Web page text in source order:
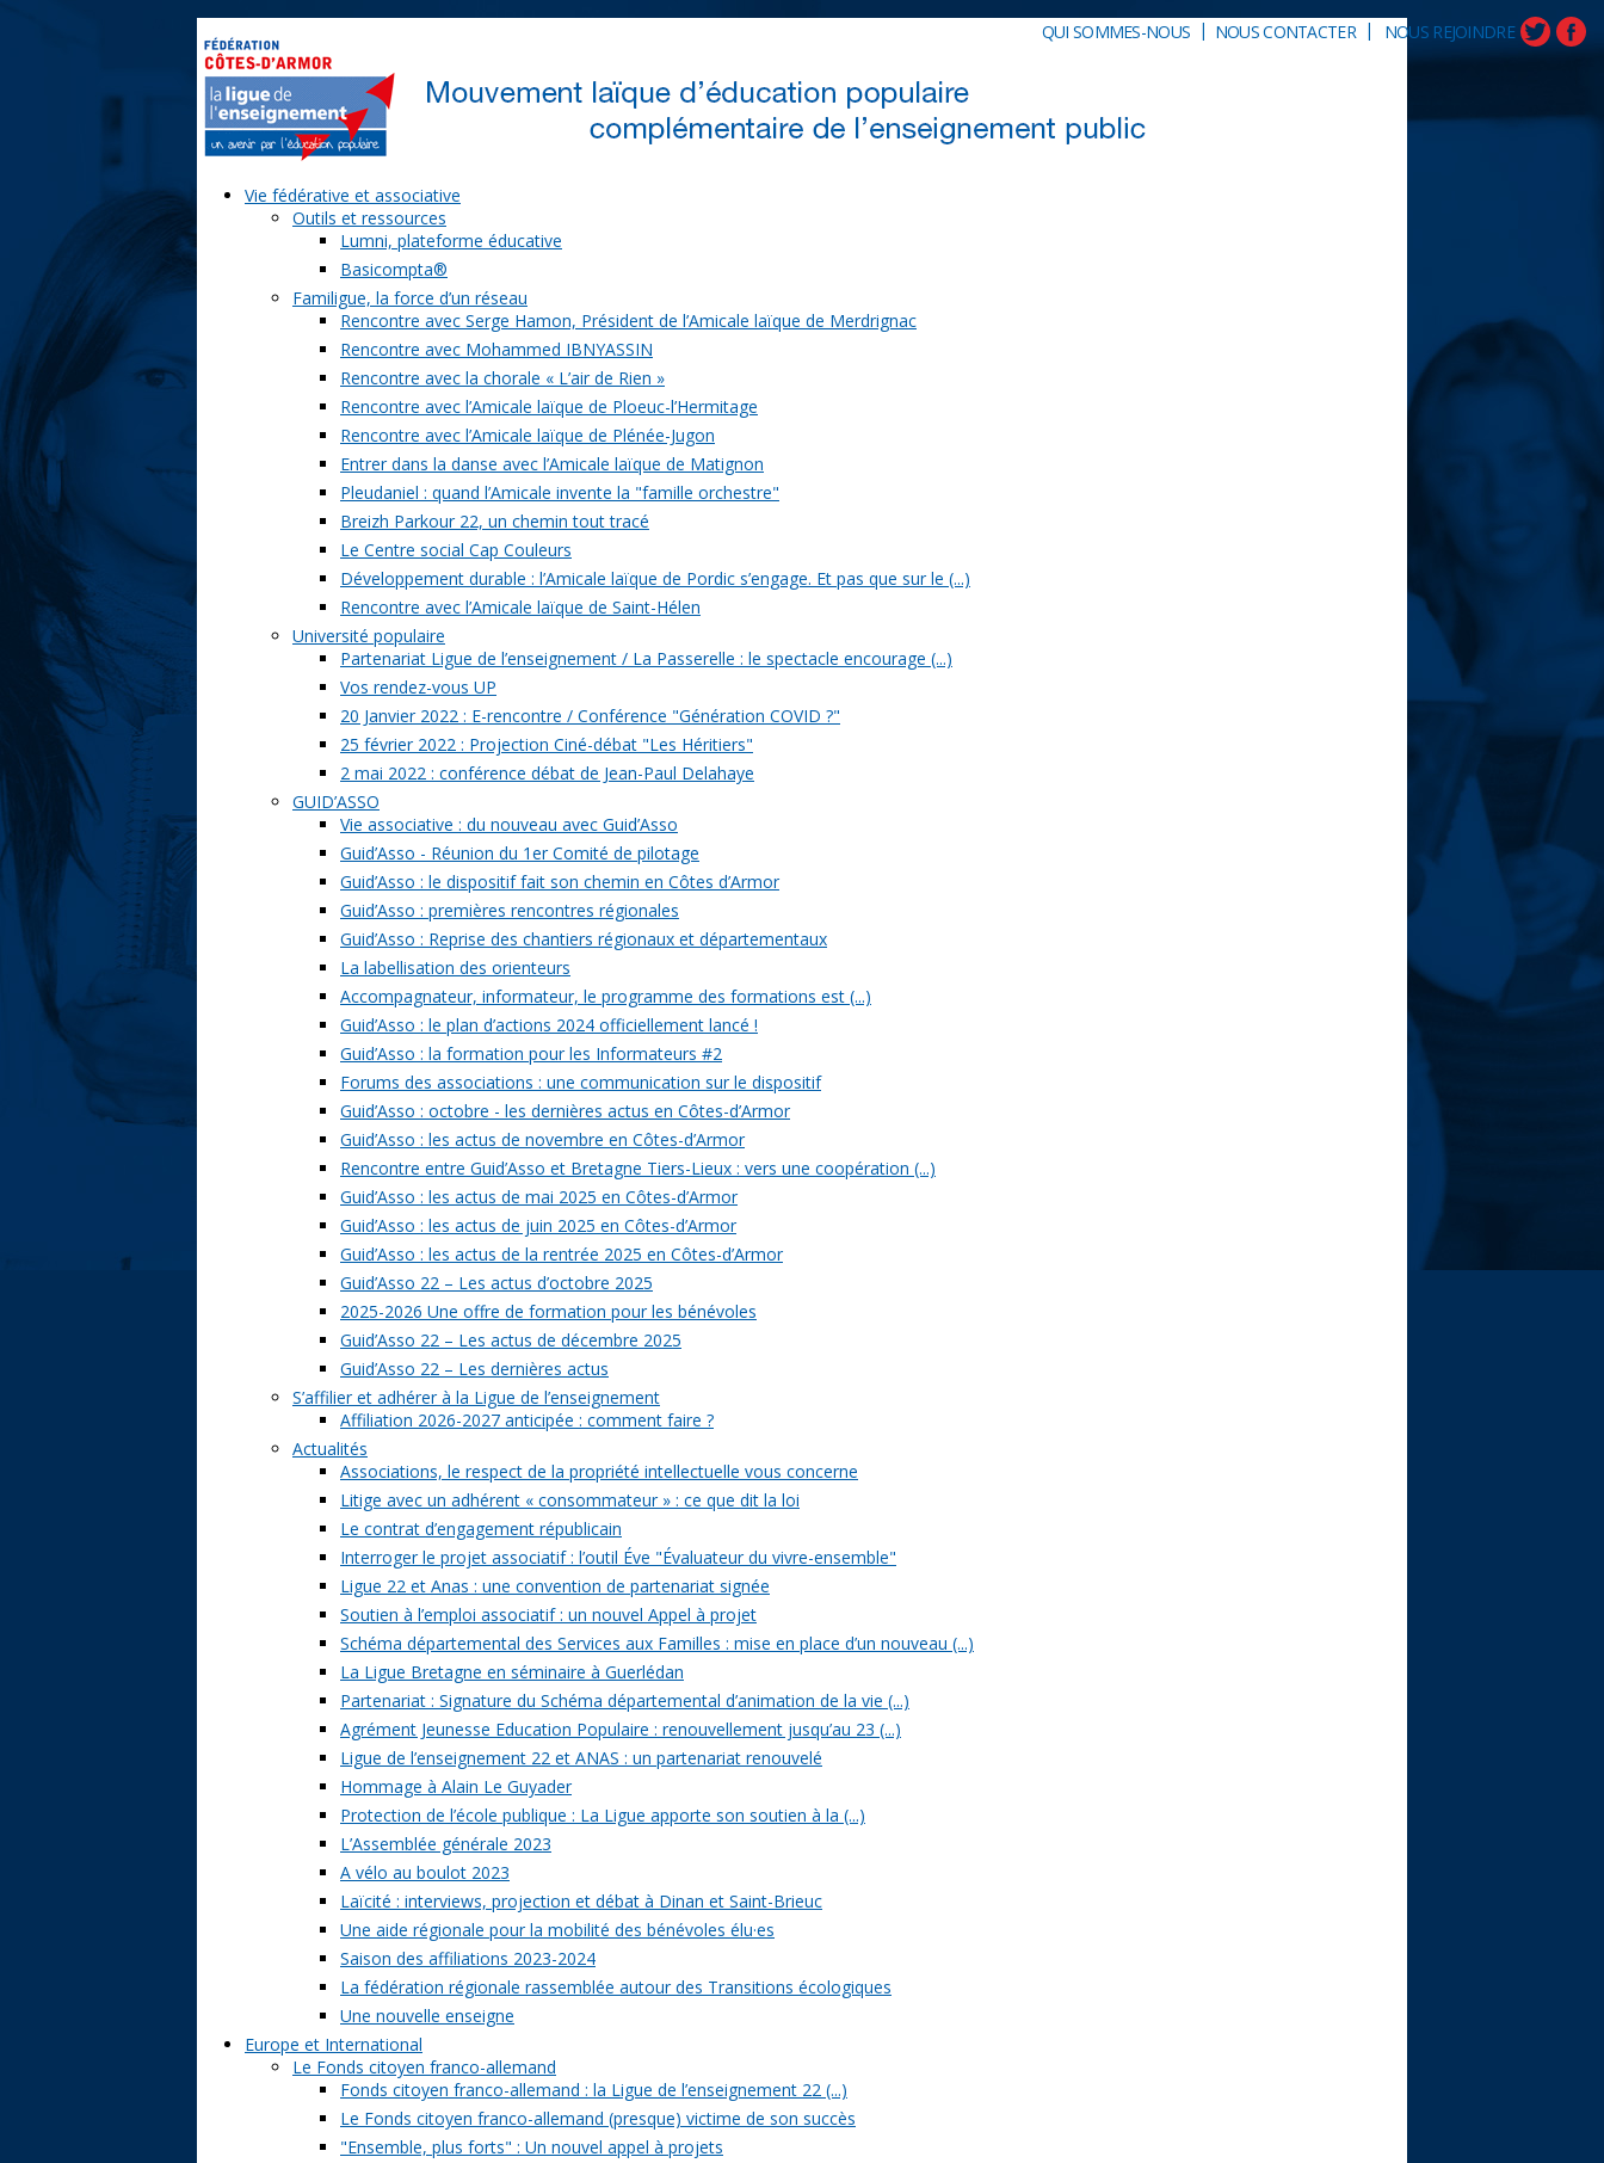
QUI SOMMES-NOUS | NOUS CONTACTER| NOUS REJOINDRE
Vie fédérative et associative
Outils et ressources
Lumni, plateforme éducative
Basicompta®
Familigue, la force d’un réseau
Rencontre avec Serge Hamon, Président de l’Amicale laïque de Merdrignac
Rencontre avec Mohammed IBNYASSIN
Rencontre avec la chorale « L’air de Rien »
Rencontre avec l’Amicale laïque de Ploeuc-l’Hermitage
Rencontre avec l’Amicale laïque de Plénée-Jugon
Entrer dans la danse avec l’Amicale laïque de Matignon
Pleudaniel : quand l’Amicale invente la "famille orchestre"
Breizh Parkour 22, un chemin tout tracé
Le Centre social Cap Couleurs
Développement durable : l’Amicale laïque de Pordic s’engage. Et pas que sur le (...)
Rencontre avec l’Amicale laïque de Saint-Hélen
Université populaire
Partenariat Ligue de l’enseignement / La Passerelle : le spectacle encourage (...)
Vos rendez-vous UP
20 Janvier 2022 : E-rencontre / Conférence "Génération COVID ?"
25 février 2022 : Projection Ciné-débat "Les Héritiers"
2 mai 2022 : conférence débat de Jean-Paul Delahaye
GUID’ASSO
Vie associative : du nouveau avec Guid’Asso
Guid’Asso - Réunion du 1er Comité de pilotage
Guid’Asso : le dispositif fait son chemin en Côtes d’Armor
Guid’Asso : premières rencontres régionales
Guid’Asso : Reprise des chantiers régionaux et départementaux
La labellisation des orienteurs
Accompagnateur, informateur, le programme des formations est (...)
Guid’Asso : le plan d’actions 2024 officiellement lancé !
Guid’Asso : la formation pour les Informateurs #2
Forums des associations : une communication sur le dispositif
Guid’Asso : octobre - les dernières actus en Côtes-d’Armor
Guid’Asso : les actus de novembre en Côtes-d’Armor
Rencontre entre Guid’Asso et Bretagne Tiers-Lieux : vers une coopération (...)
Guid’Asso : les actus de mai 2025 en Côtes-d’Armor
Guid’Asso : les actus de juin 2025 en Côtes-d’Armor
Guid’Asso : les actus de la rentrée 2025 en Côtes-d’Armor
Guid’Asso 22 – Les actus d’octobre 2025
2025-2026 Une offre de formation pour les bénévoles
Guid’Asso 22 – Les actus de décembre 2025
Guid’Asso 22 – Les dernières actus
S’affilier et adhérer à la Ligue de l’enseignement
Affiliation 2026-2027 anticipée : comment faire ?
Actualités
Associations, le respect de la propriété intellectuelle vous concerne
Litige avec un adhérent « consommateur » : ce que dit la loi
Le contrat d’engagement républicain
Interroger le projet associatif : l’outil Éve "Évaluateur du vivre-ensemble"
Ligue 22 et Anas : une convention de partenariat signée
Soutien à l’emploi associatif : un nouvel Appel à projet
Schéma départemental des Services aux Familles : mise en place d’un nouveau (...)
La Ligue Bretagne en séminaire à Guerlédan
Partenariat : Signature du Schéma départemental d’animation de la vie (...)
Agrément Jeunesse Education Populaire : renouvellement jusqu’au 23 (...)
Ligue de l’enseignement 22 et ANAS : un partenariat renouvelé
Hommage à Alain Le Guyader
Protection de l’école publique : La Ligue apporte son soutien à la (...)
L’Assemblée générale 2023
A vélo au boulot 2023
Laïcité : interviews, projection et débat à Dinan et Saint-Brieuc
Une aide régionale pour la mobilité des bénévoles élu·es
Saison des affiliations 2023-2024
La fédération régionale rassemblée autour des Transitions écologiques
Une nouvelle enseigne
Europe et International
Le Fonds citoyen franco-allemand
Fonds citoyen franco-allemand : la Ligue de l’enseignement 22 (...)
Le Fonds citoyen franco-allemand (presque) victime de son succès
"Ensemble, plus forts" : Un nouvel appel à projets